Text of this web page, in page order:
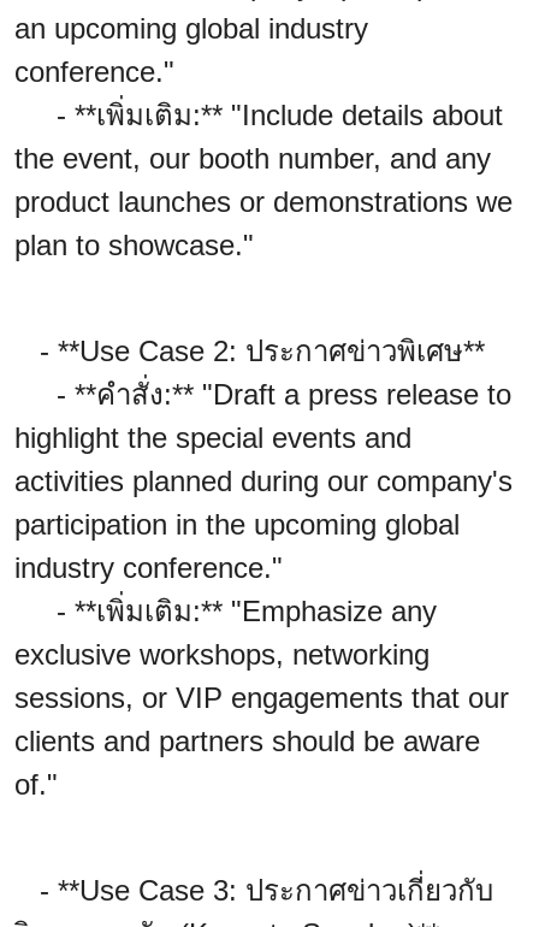
an upcoming global industry
conference."
- **เพิ่มเติม:** "Include details about
the event, our booth number, and any
product launches or demonstrations we
plan to showcase."
- **Use Case 2: ประกาศข่าวพิเศษ**
- **คำสั่ง:** "Draft a press release to
highlight the special events and
activities planned during our company's
participation in the upcoming global
industry conference."
- **เพิ่มเติม:** "Emphasize any
exclusive workshops, networking
sessions, or VIP engagements that our
clients and partners should be aware
of."
- **Use Case 3: ประกาศข่าวเกี่ยวกับ